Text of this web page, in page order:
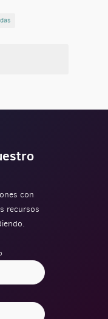
con
recursos